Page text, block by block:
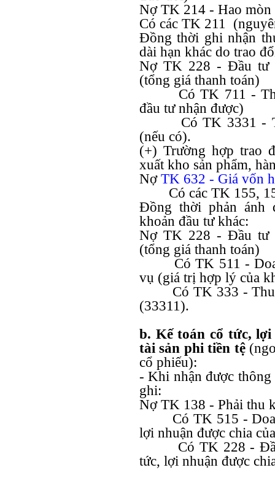
Nợ TK 214 - Hao
Có các TK 211
Đồng thời ghi nhận
dài hạn khác do trao
Nợ TK 228 - Đầu tư
(tổng giá thanh toán)
Có TK 711 -
đầu tư nhận được)
Có TK 3331 -
(nếu có).
(+) Trường hợp trao
xuất kho sản phẩm,
Nợ TK 632 - Giá vốn
Có các TK 155,
Đồng thời phản ánh
khoản đầu tư khác:
Nợ TK 228 - Đầu tư
(tổng giá thanh toán)
Có TK 511 -
vụ (giá trị hợp lý của
Có TK 333 -
(33311).
b. Kế toán cổ tức,
tài sản phi tiền tệ
cổ phiếu):
- Khi nhận được thông
ghi:
Nợ TK 138 - Phải thu
Có TK 515 -
lợi nhuận được chia
Có TK 228 -
tức, lợi nhuận được